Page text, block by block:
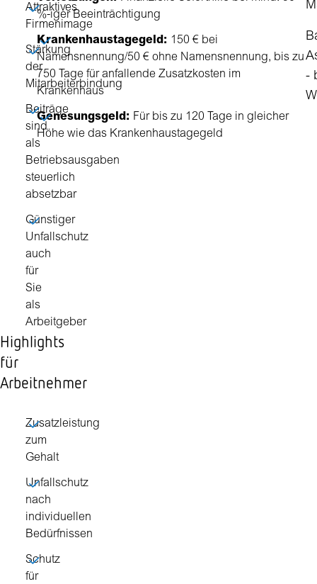
Attraktives
Firmenimage
Stärkung
der
Mitarbeiterbindung
Beiträge
sind
als
Betriebsausgaben
steuerlich
absetzbar
Günstiger
Unfallschutz
auch
für
Sie
als
Arbeitgeber
Highlights
für
Arbeitnehmer
Zusatzleistung
zum
Gehalt
Unfallschutz
nach
individuellen
Bedürfnissen
Schutz
für
%-iger Beeinträchtigung
Krankenhaustagegeld: 150 € bei
Namensnennung/50 € ohne Namensnennung, bis zu
750 Tage für anfallende Zusatzkosten im
Krankenhaus
Genesungsgeld: Für bis zu 120 Tage in gleicher
Höhe wie das Krankenhaustagegeld
-